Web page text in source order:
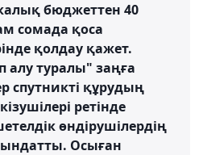
бюджеттен 40
сомада қоса
қолдау қажет.
алу туралы" заңға
спутникті құрудың
ретінде
өндірушілердің
Осыған